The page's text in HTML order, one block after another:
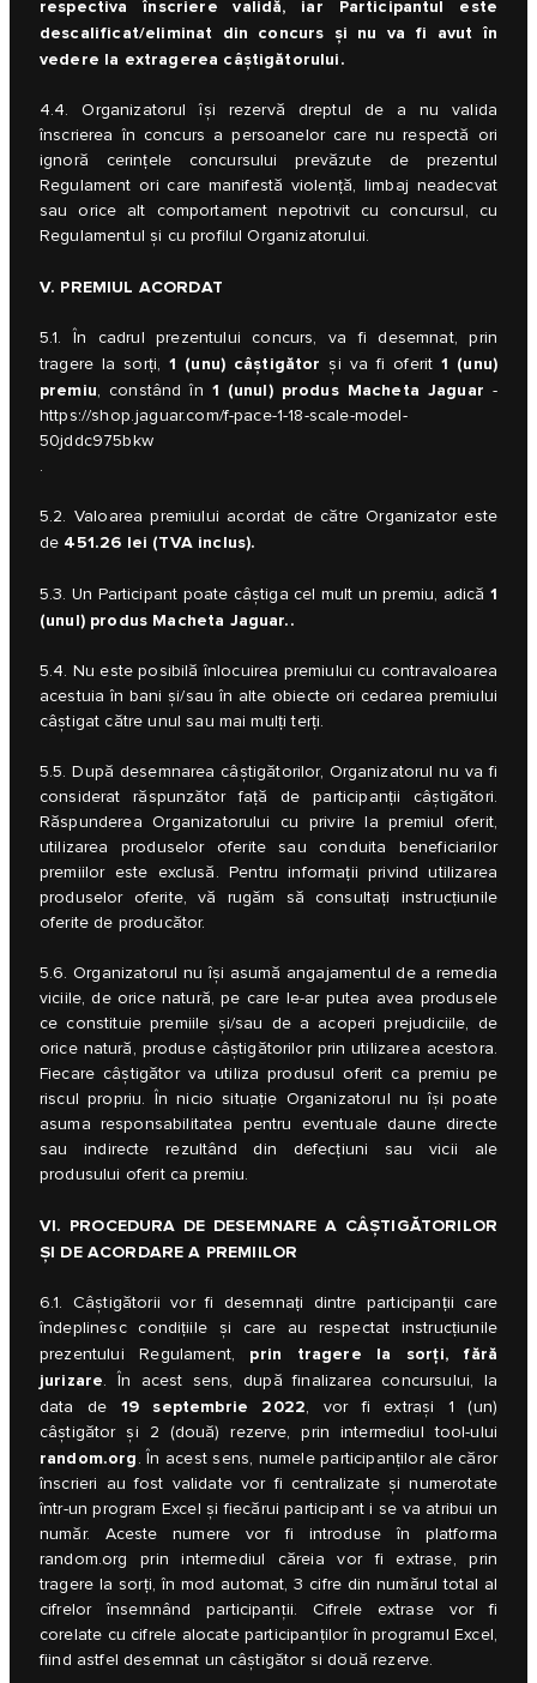
respectiva înscriere validă, iar Participantul este
descalificat/eliminat din concurs și nu va fi avut în
vedere la extragerea câștigătorului.
4.4. Organizatorul își rezervă dreptul de a nu valida
înscrierea în concurs a persoanelor care nu respectă ori
ignoră cerințele concursului prevăzute de prezentul
Regulament ori care manifestă violență, limbaj neadecvat
sau orice alt comportament nepotrivit cu concursul, cu
Regulamentul și cu profilul Organizatorului.
V. PREMIUL ACORDAT
5.1. În cadrul prezentului concurs, va fi desemnat, prin
tragere la sorți,1 (unu) câștigător și va fi oferit1 (unu)
premiu, constând în 1 (unul) produs Macheta Jaguar -
https://shop.jaguar.com/f-pace-1-18-scale-model-
50jddc975bkw
.
5.2. Valoarea premiului acordat de către Organizator este
de 451.26 lei (TVA inclus).
5.3. Un Participant poate câștiga cel mult un premiu, adică 1
(unul) produs Macheta Jaguar..
5.4. Nu este posibilă înlocuirea premiului cu contravaloarea
acestuia în bani și/sau în alte obiecte ori cedarea premiului
câștigat către unul sau mai mulți terți.
5.5. După desemnarea câștigătorilor, Organizatorul nu va fi
considerat răspunzător față de participanții câștigători.
Răspunderea Organizatorului cu privire la premiul oferit,
utilizarea produselor oferite sau conduita beneficiarilor
premiilor este exclusă. Pentru informații privind utilizarea
produselor oferite, vă rugăm să consultați instrucțiunile
oferite de producător.
5.6. Organizatorul nu își asumă angajamentul de a remedia
viciile, de orice natură, pe care le-ar putea avea produsele
ce constituie premiile și/sau de a acoperi prejudiciile, de
orice natură, produse câștigătorilor prin utilizarea acestora.
Fiecare câștigător va utiliza produsul oferit ca premiu pe
riscul propriu. În nicio situație Organizatorul nu își poate
asuma responsabilitatea pentru eventuale daune directe
sau indirecte rezultând din defecțiuni sau vicii ale
produsului oferit ca premiu.
VI. PROCEDURA DE DESEMNARE A CÂȘTIGĂTORILOR
ȘI DE ACORDARE A PREMIILOR
6.1. Câștigătorii vor fi desemnați dintre participanții care
îndeplinesc condițiile și care au respectat instrucțiunile
prezentului Regulament, prin tragere la sorți, fără
jurizare. În acest sens, după finalizarea concursului, la
data de 19 septembrie 2022, vor fi extrași 1 (un)
câștigător și 2 (două) rezerve, prin intermediul tool-ului
random.org. În acest sens, numele participanților ale căror
înscrieri au fost validate vor fi centralizate și numerotate
într-un program Excel şi fiecărui participant i se va atribui un
număr. Aceste numere vor fi introduse în platforma
random.org prin intermediul căreia vor fi extrase, prin
tragere la sorți, în mod automat, 3 cifre din numărul total al
cifrelor însemnând participanţii. Cifrele extrase vor fi
corelate cu cifrele alocate participanților în programul Excel,
fiind astfel desemnat un câștigător si două rezerve.